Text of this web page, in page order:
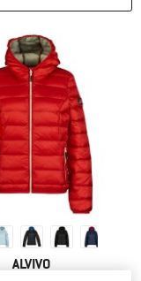
ALVIVO